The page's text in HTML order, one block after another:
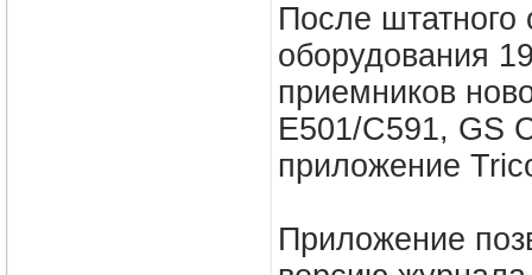
После штатного
оборудования
приемников
E501/C591, GS
приложение
Приложение